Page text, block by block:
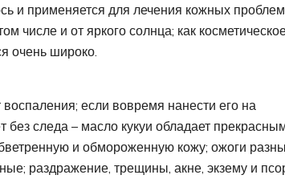
и применяется для лечения кожных проблем,
числе и от яркого солнца; как
очень широко.
если вовремя нанести его на
следа – масло кукуи обладает
и обмороженную кожу; ожоги
раздражение, трещины, акне, экзему и